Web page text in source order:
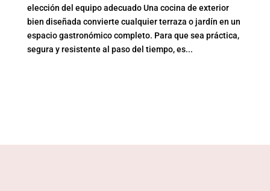
elección del equipo adecuado Una cocina de exterior
bien diseñada convierte cualquier terraza o jardín en un
espacio gastronómico completo. Para que sea práctica,
segura y resistente al paso del tiempo, es...